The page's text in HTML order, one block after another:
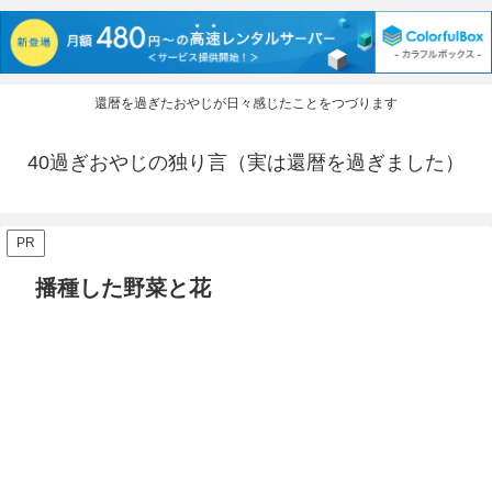
還暦を過ぎたおやじが日々感じたことをつづります
40過ぎおやじの独り言（実は還暦を過ぎました）
PR
播種した野菜と花